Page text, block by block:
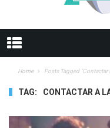
Home Posts Tagged "contactar
TAG: CONTACTAR A